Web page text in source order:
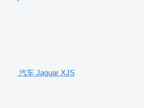
汽车 Jaguar XJS